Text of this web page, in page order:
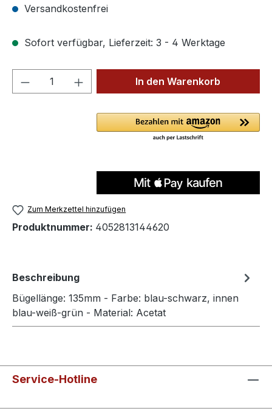
Versandkostenfrei
Sofort verfügbar, Lieferzeit: 3 - 4 Werktage
Produkt Anzahl: Gib denIn den Warenkorb
Zum Merkzettel hinzufügen
Produktnummer: 4052813144620
Beschreibung
Bügellänge: 135mm - Farbe: blau-schwarz, innen
blau-weiß-grün - Material: Acetat
Service-Hotline